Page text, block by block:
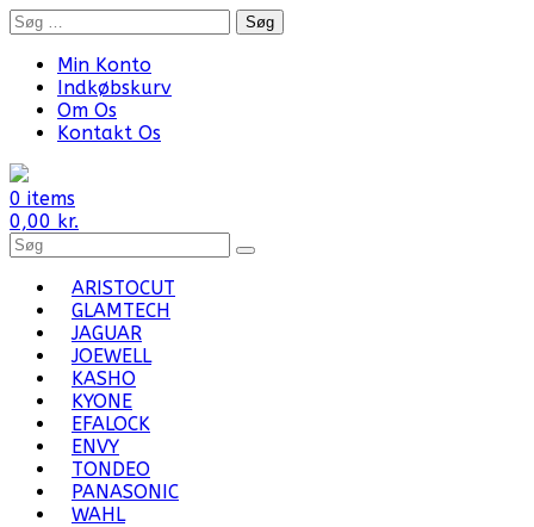
Skip
to
content
Søg
efter:
Min Konto
Indkøbskurv
Om Os
Kontakt Os
0 items
0,00 kr.
Search
for
Products:ARISTOCUT
GLAMTECH
JAGUAR
JOEWELL
KASHO
KYONE
EFALOCK
ENVY
TONDEO
PANASONIC
WAHL